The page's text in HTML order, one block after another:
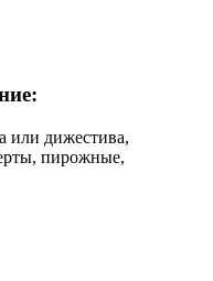
или дижестива,
пирожные,